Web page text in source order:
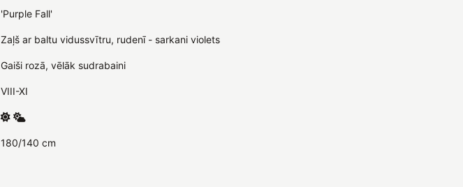
'Purple Fall'
Zaļš ar baltu vidussvītru, rudenī - sarkani violets
Gaiši rozā, vēlāk sudrabaini
VIII-XI
180/140 cm